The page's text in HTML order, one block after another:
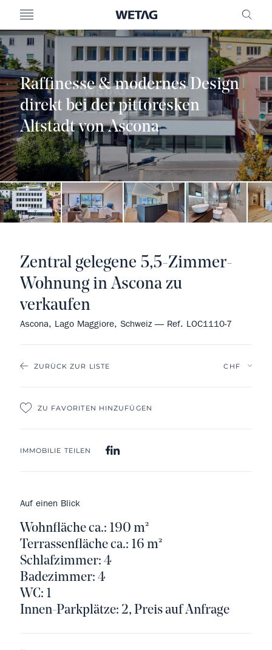
MENU
Raffinesse & modernes Design
direkt bei der pittoresken
Altstadt von Ascona
ZURÜCK ZUR LISTE
ZU FAVORITEN HINZUFÜGEN
IMMOBILIE TEILEN
Zentral gelegene 5,5-Zimmer-
Wohnung in Ascona zu
verkaufen
Ascona, Lago Maggiore, Schweiz — Ref. LOC1110-7
Auf einen Blick
Wohnfläche ca.: 190 m²
Terrassenfläche ca.: 16 m²
Schlafzimmer: 4
Badezimmer: 4
WC: 1
Innen-Parkplätze: 2, Preis auf Anfrage